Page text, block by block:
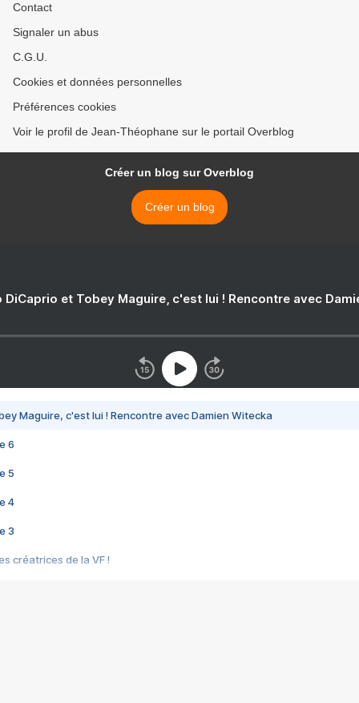
Contact
Signaler un abus
C.G.U.
Cookies et données personnelles
Préférences cookies
Voir le profil de Jean-Théophane sur le portail Overblog
Créer un blog sur Overblog
Créer un blog
DiCaprio et Tobey Maguire, c'est lui ! Rencontre avec
Maguire, c'est lui ! Rencontre avec Damien Witecka
6
5
4
3
créatrices de la VF !